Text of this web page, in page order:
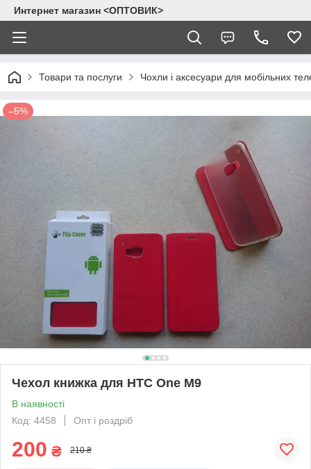
Интернет магазин <ОПТОВИК>
Товари та послуги Чохли і аксесуари для мобільних
–5%
Чехол книжка для HTC One M9
В наявності
Код: 4458
Опт і роздріб
200 ₴ 210 ₴